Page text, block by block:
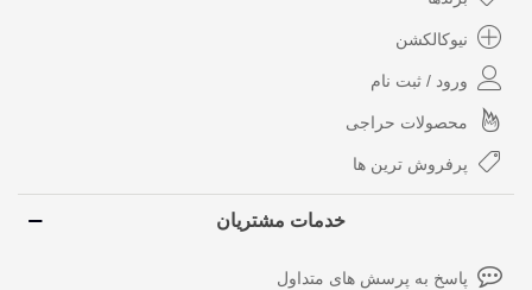
نیوکالکشن
ورود / ثبت نام
محصولات حراجی
پرفروش ترین ها
خدمات مشتریان
پاسخ به پرسش های متداول